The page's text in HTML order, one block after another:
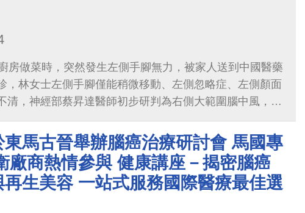
房做菜時，突然發生左側手腳無力，被家人送到中國醫藥
，林女士左側手腳僅能稍微移動、左側忽略症、左側顏面
清，神經部蔡昇達醫師初步研判為右側大範圍腦中風，需
層掃描，幫助找到腦部受損位置與面積，中醫大附醫專家
的腦部斷層影像（Non-contrast CT, NCCT）確認林女士
開一般傳統途徑：以注射顯影劑進行腦部灌流掃描（CT
幫助判斷腦中風位置與其範圍；為避免長者施打顯影劑
險，以及加速醫師臨床評估的準確性，中醫大附醫專家團
慧中心開發的「iStroke腦中風診斷平台」，運用AI大數據
東馬古晉舉辦腦癌治療研討會 馬國專
廠商熱情參與 健康講座－揭密腦癌
生美容 一站式服務國際醫療最佳選